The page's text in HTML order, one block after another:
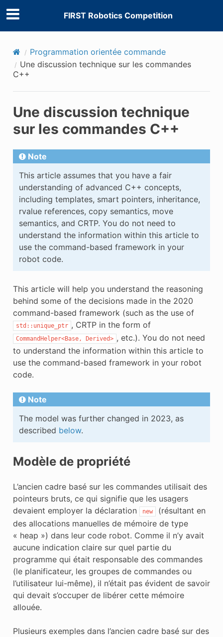
FIRST Robotics Competition
Programmation orientée commande
Une discussion technique sur les commandes
C++
Une discussion technique
sur les commandes C++
Note
This article assumes that you have a fair
understanding of advanced C++ concepts,
including templates, smart pointers, inheritance,
rvalue references, copy semantics, move
semantics, and CRTP. You do not need to
understand the information within this article to
use the command-based framework in your
robot code.
This article will help you understand the reasoning
behind some of the decisions made in the 2020
command-based framework (such as the use of
std::unique_ptr , CRTP in the form of
CommandHelper<Base, Derived> , etc.). You do not need
to understand the information within this article to
use the command-based framework in your robot
code.
Note
The model was further changed in 2023, as
described below.
Modèle de propriété
L’ancien cadre basé sur les commandes utilisait des
pointeurs bruts, ce qui signifie que les usagers
devaient employer la déclaration
new
(résultant en
des allocations manuelles de mémoire de type
« heap ») dans leur code robot. Comme il n’y avait
aucune indication claire sur quel partie du
programme qui était responsable des commandes
(le planificateur, les groupes de commandes ou
l’utilisateur lui-même), il n’était pas évident de savoir
qui devait s’occuper de libérer cette mémoire
allouée.
Plusieurs exemples dans l’ancien cadre basé sur des